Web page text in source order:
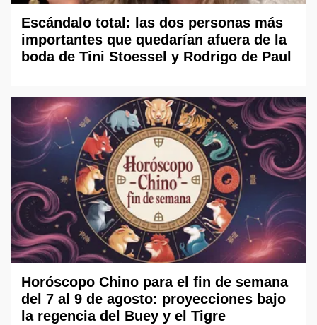
Escándalo total: las dos personas más
importantes que quedarían afuera de la
boda de Tini Stoessel y Rodrigo de Paul
Horóscopo Chino para el fin de semana
del 7 al 9 de agosto: proyecciones bajo
la regencia del Buey y el Tigre